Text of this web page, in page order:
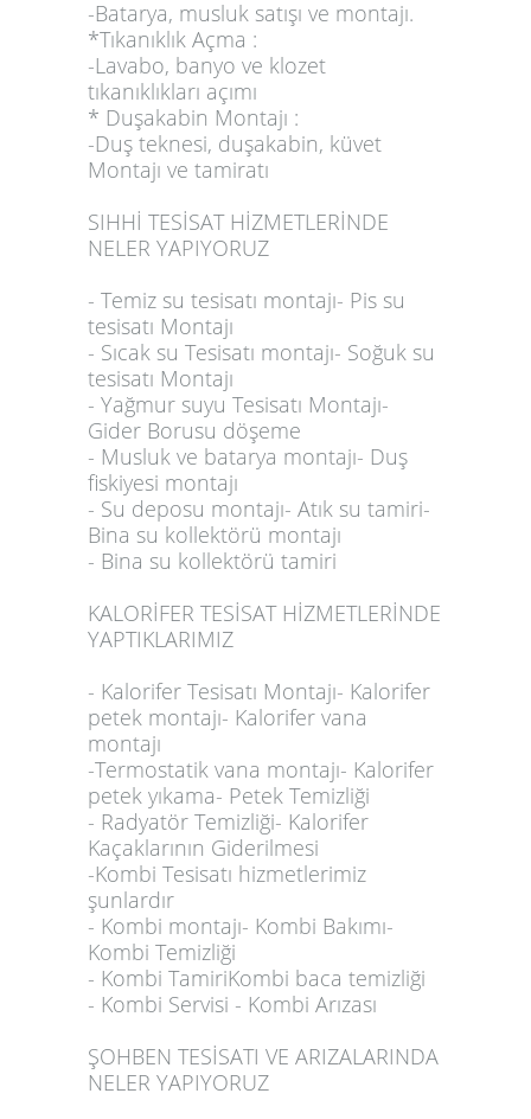
-Batarya, musluk satışı ve montajı.
*Tıkanıklık Açma :
-Lavabo, banyo ve klozet
tıkanıklıkları açımı
* Duşakabin Montajı :
-Duş teknesi, duşakabin, küvet
Montajı ve tamiratı
SIHHİ TESİSAT HİZMETLERİNDE
NELER YAPIYORUZ
- Temiz su tesisatı montajı- Pis su
tesisatı Montajı
- Sıcak su Tesisatı montajı- Soğuk su
tesisatı Montajı
- Yağmur suyu Tesisatı Montajı-
Gider Borusu döşeme
- Musluk ve batarya montajı- Duş
fiskiyesi montajı
- Su deposu montajı- Atık su tamiri-
Bina su kollektörü montajı
- Bina su kollektörü tamiri
KALORİFER TESİSAT HİZMETLERİNDE
YAPTIKLARIMIZ
- Kalorifer Tesisatı Montajı- Kalorifer
petek montajı- Kalorifer vana
montajı
-Termostatik vana montajı- Kalorifer
petek yıkama- Petek Temizliği
- Radyatör Temizliği- Kalorifer
Kaçaklarının Giderilmesi
-Kombi Tesisatı hizmetlerimiz
şunlardır
- Kombi montajı- Kombi Bakımı-
Kombi Temizliği
- Kombi TamiriKombi baca temizliği
- Kombi Servisi - Kombi Arızası
ŞOHBEN TESİSATI VE ARIZALARINDA
NELER YAPIYORUZ